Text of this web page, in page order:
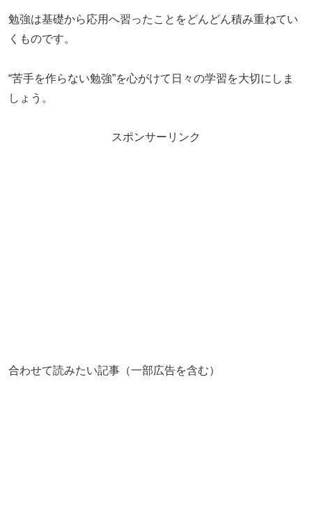
勉強は基礎から応用へ習ったことをどんどん積み重ねてい
くものです。
“苦手を作らない勉強”を心がけて日々の学習を大切にしま
しょう。
スポンサーリンク
合わせて読みたい記事（一部広告を含む）